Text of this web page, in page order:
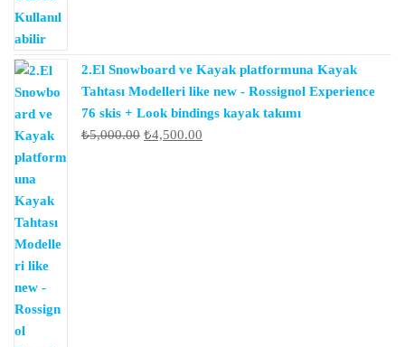
2.El Snowboard ve Kayak platformuna Kayak
Tahtası Modelleri like new - Rossignol Experience
76 skis + Look bindings kayak takımı
₺5,000.00 Orijinal
₺4,500.00